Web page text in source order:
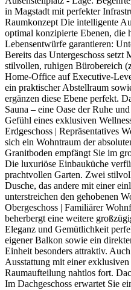
in Magstadt mit perfekter
Raumkonzept Die intelligente
optimal konzipierte Ebenen,
Lebensentwürfe garantieren:
Bereits das Untergeschoss setzt
stilvollen, ruhigen Bürobereich
Home-Office auf Executive-
ein praktischer Abstellraum
ergänzen diese Ebene perfekt.
Sauna – eine Oase der Ruhe
Gefühl eines exklusiven
Erdgeschoss | Repräsentatives
sich ein Wohntraum der
Granitboden empfängt Sie im
Die luxuriöse Einbauküche
prachtvollen Garten. Zwei
Dusche, das andere mit einer
unterstreichen den gehobenen
Obergeschoss | Familiärer
beherbergt eine weitere
Eleganz und Gemütlichkeit
eigener Balkon sowie ein
Einheit besonders attraktiv.
Ausstattung mit einer
Raumaufteilung nahtlos fort.
Im Dachgeschoss erwartet Sie